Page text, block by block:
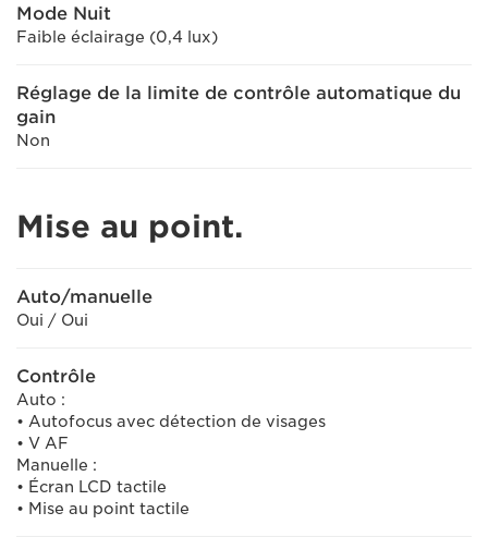
Mode Nuit
Faible éclairage (0,4 lux)
Réglage de la limite de contrôle automatique du
gain
Non
Mise au point.
Auto/manuelle
Oui / Oui
Contrôle
Auto :
• Autofocus avec détection de visages
• V AF
Manuelle :
• Écran LCD tactile
• Mise au point tactile